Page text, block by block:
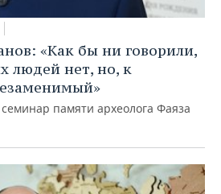
«Как бы ни говорили,
людей нет, но, к
памяти археолога Фаяза